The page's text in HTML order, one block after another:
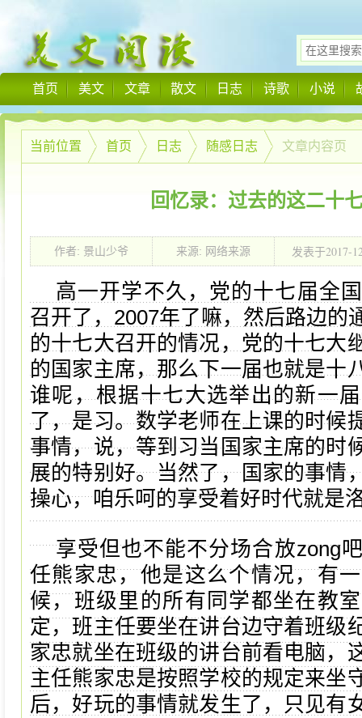
首页 美文 文章 散文 日志 诗歌 小说
当前位置 首页 日志 随感日志 文章内容页
回忆录：过去的这二十
作者: 景山少爷 来源: 网络来源 发表于2017-
10:40:00
高一开学不久，党的十七届全
召开了，2007年了嘛，然后路边的
的十七大召开的情况，党的十七大
的国家主席，那么下一届也就是十
谁呢，根据十七大选举出的新一
了，是习。数学老师在上课的时候
事情，说，等到习当国家主席的时
展的特别好。当然了，国家的事情
操心，咱乐呵的享受着好时代就是
享受但也不能不分场合放zong
任熊家忠，他是这么个情况，有
候，班级里的所有同学都坐在教
定，班主任要坐在讲台边守着班级
家忠就坐在班级的讲台前看电脑，
主任熊家忠是按照学校的规定来坐
后，好玩的事情就发生了，只见有